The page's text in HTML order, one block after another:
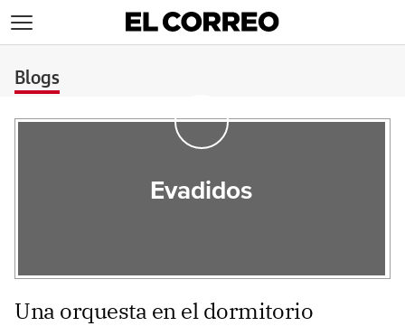
Blogs
Evadidos
Una orquesta en el dormitorio